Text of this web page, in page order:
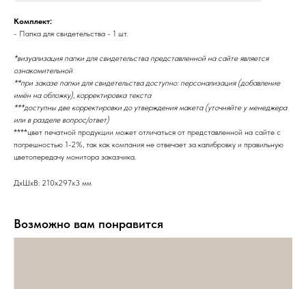
Комплект:
- Папка для свидетельства - 1 шт.
*визуализация папки для свидетельства представленной на сайте является
ознакомительной
**при заказе папки для свидетельства доступно: персонализация (добавление
имён на обложку), корректировка текста
***доступны две корректировки до утверждения макета (уточняйте у менеджера
или в разделе вопрос/ответ)
****цвет печатной продукции может отличаться от представленной на сайте с
погрешностью 1-2%, так как компания не отвечает за калибровку и правильную
цветопередачу монитора заказчика.
ДxШxВ: 210x297x3 мм
Возможно вам понравится